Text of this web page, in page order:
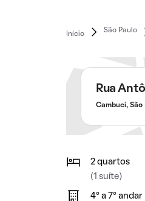
Início
São Paulo
Rua
Cambuci, São
2 quartos
(1 suíte)
4° a 7° andar